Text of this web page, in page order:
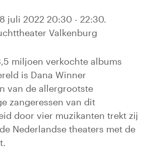
juli 2022 20:30 - 22:30.
Valkenburg
miljoen verkochte albums
is Dana Winner
van de allergrootste
zangeressen van dit
door vier muzikanten trekt zij
Nederlandse theaters met de